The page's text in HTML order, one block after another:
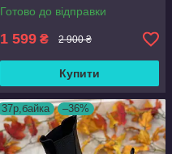
Готово до відправки
1 599 ₴ 2 900 ₴
Купити
37р,байка –36%